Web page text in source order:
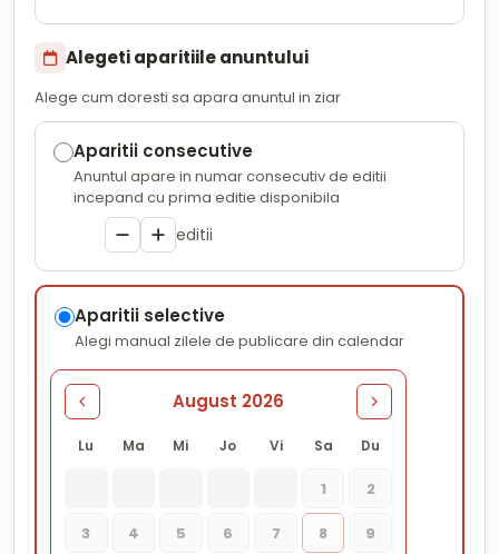
Alegeti aparitiile anuntului
Alege cum doresti sa apara anuntul in ziar
Aparitii consecutive
Anuntul apare in numar consecutiv de editii
incepand cu prima editie disponibila
editii
Aparitii selective
Alegi manual zilele de publicare din calendar
August 2026
Lu Ma Mi Jo Vi Sa Du
1 2
3 4 5 6 7 8 9